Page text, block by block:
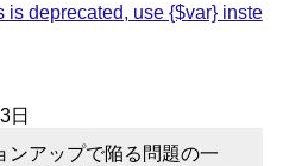
is deprecated, use {$var} inste
日
ンアップで陥る問題の一